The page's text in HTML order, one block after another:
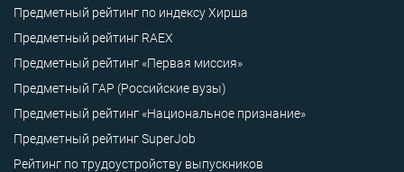
Предметный рейтинг по индексу Хирша
Предметный рейтинг RAEX
Предметный рейтинг «Первая миссия»
Предметный ГАР (Российские вузы)
Предметный рейтинг «Национальное признание»
Предметный рейтинг SuperJob
Рейтинг по трудоустройству выпускников